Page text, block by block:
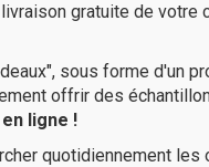
gratuite de votre
sous forme d'un
offrir des
ligne !
quotidiennement